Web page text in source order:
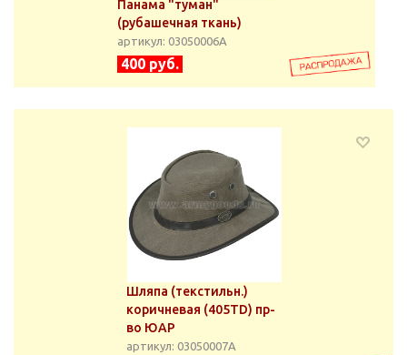
Панама "туман"
(рубашечная ткань)
артикул: 03050006А
400 руб.
Шляпа (текстильн.)
коричневая (405TD) пр-
во ЮАР
артикул: 03050007А